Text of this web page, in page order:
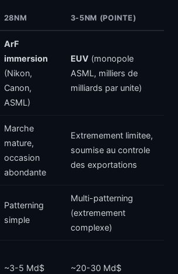
28NM 3-5NM (POINTE)
ArF
immersion
(Nikon,
Canon,
ASML)
EUV(monopole
ASML, milliers de
milliards par unite)
Marche
mature,
occasion
abondante
Extremement limitee,
soumise au controle
des exportations
Patterning
simple
Multi-patterning
(extremement
complexe)
~3-5 Md$ ~20-30 Md$